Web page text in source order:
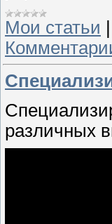
Мои статьи |
различных